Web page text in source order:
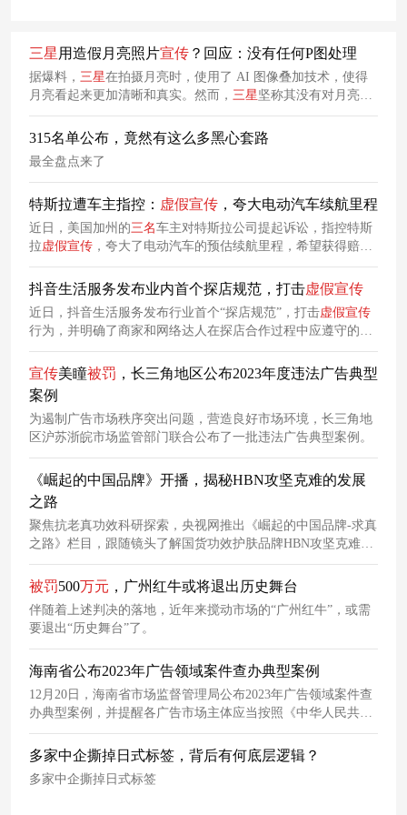
三星 用造假月亮照片宣传 ？回应：没有任何P图处理
据爆料， 三星在拍摄月亮时，使用了 AI 图像叠加技术，使得
月亮看起来更加清晰和真实。然而， 三星坚称其没有对月亮照
片进行任何 P 图处理。
315名单公布，竟然有这么多黑心套路
最全盘点来了
特斯拉遭车主指控： 虚假宣传 ，夸大电动汽车续航里程
近日，美国加州的三名车主对特斯拉公司提起诉讼，指控特斯
拉 虚假宣传 ，夸大了电动汽车的预估续航里程，希望获得赔
偿。
抖音生活服务发布业内首个探店规范，打击虚假宣传
近日，抖音生活服务发布行业首个“探店规范”，打击虚假宣传
行为，并明确了商家和网络达人在探店合作过程中应遵守的行
为规范和权利责任。
宣传美瞳被罚 ，长三角地区公布2023年度违法广告典型
案例
为遏制广告市场秩序突出问题，营造良好市场环境，长三角地
区沪苏浙皖市场监管部门联合公布了一批违法广告典型案例。
《崛起的中国品牌》开播，揭秘HBN攻坚克难的发展
之路
聚焦抗老真功效科研探索，央视网推出《崛起的中国品牌-求真
之路》栏目，跟随镜头了解国货功效护肤品牌HBN攻坚克难的
发展之路，建立起科学有效的抗老认知。
被罚500万元 ，广州红牛或将退出历史舞台
伴随着上述判决的落地，近年来搅动市场的“广州红牛”，或需
要退出“历史舞台”了。
海南省公布2023年广告领域案件查办典型案例
12月20日，海南省市场监督管理局公布2023年广告领域案件查
办典型案例，并提醒各广告市场主体应当按照《中华人民共和
国广告法》等法律法规规定，切实落实广告发布审查责任。
多家中企撕掉日式标签，背后有何底层逻辑？
多家中企撕掉日式标签